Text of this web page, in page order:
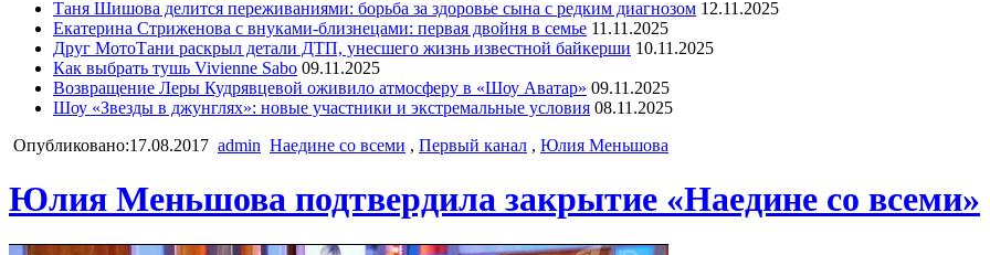
Таня Шишова делится переживаниями: борьба за здоровье сына с редким диагнозом 12.11.2025
Екатерина Стриженова с внуками-близнецами: первая двойня в семье 11.11.2025
Друг МотоТани раскрыл детали ДТП, унесшего жизнь известной байкерши 10.11.2025
Как выбрать тушь Vivienne Sabo 09.11.2025
Возвращение Леры Кудрявцевой оживило атмосферу в «Шоу Аватар» 09.11.2025
Шоу «Звезды в джунглях»: новые участники и экстремальные условия 08.11.2025
Опубликовано:17.08.2017 admin Наедине со всеми , Первый канал , Юлия Меньшова
Юлия Меньшова подтвердила закрытие «Наедине со всеми»